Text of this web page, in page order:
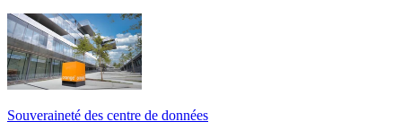
Souveraineté des centre de données